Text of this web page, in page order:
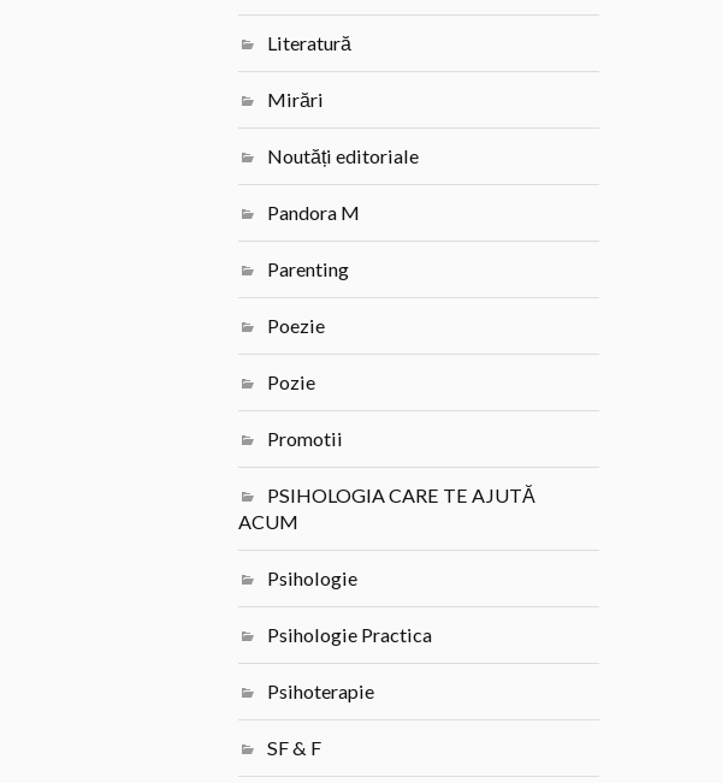
Literatură
Mirări
Noutăți editoriale
Pandora M
Parenting
Poezie
Pozie
Promotii
PSIHOLOGIA CARE TE AJUTĂ
ACUM
Psihologie
Psihologie Practica
Psihoterapie
SF & F